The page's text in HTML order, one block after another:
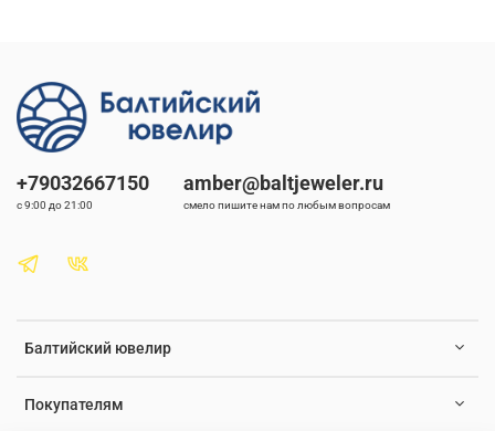
Балтийский ювелир
Покупателям
+79032667150
с 9:00 до 21:00
amber@baltjeweler.ru
смело пишите нам по любым вопросам